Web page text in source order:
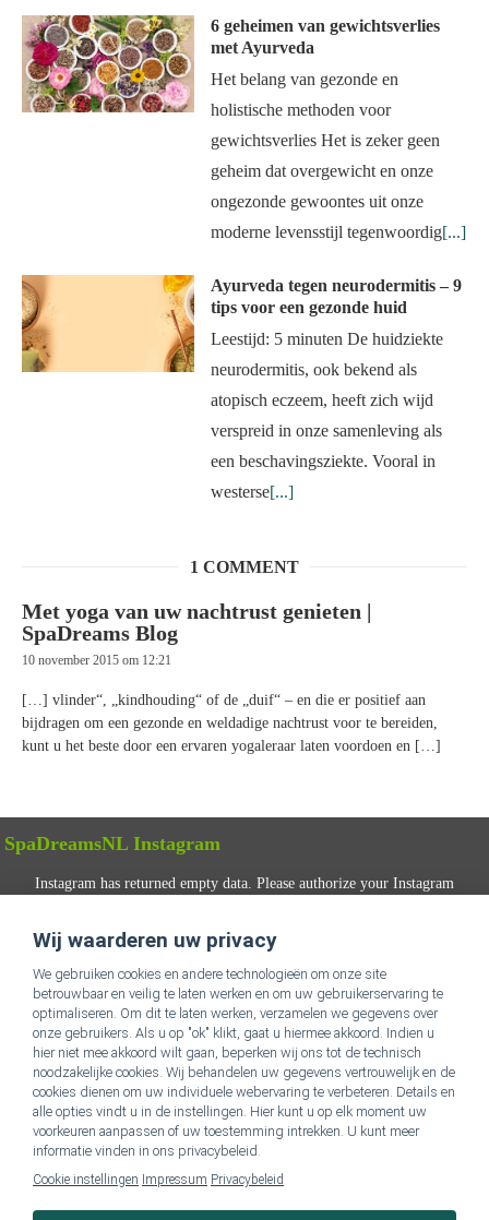
6 geheimen van gewichtsverlies
met Ayurveda
Het belang van gezonde en
holistische methoden voor
gewichtsverlies Het is zeker geen
geheim dat overgewicht en onze
ongezonde gewoontes uit onze
moderne levensstijl tegenwoordig[...]
Ayurveda tegen neurodermitis – 9
tips voor een gezonde huid
Leestijd: 5 minuten De huidziekte
neurodermitis, ook bekend als
atopisch eczeem, heeft zich wijd
verspreid in onze samenleving als
een beschavingsziekte. Vooral in
westerse[...]
1 COMMENT
Met yoga van uw nachtrust genieten |
SpaDreams Blog
10 november 2015 om 12:21
[…] vlinder“, „kindhouding“ of de „duif“ – en die er positief aan
bijdragen om een gezonde en weldadige nachtrust voor te bereiden,
kunt u het beste door een ervaren yogaleraar laten voordoen en […]
SpaDreamsNL Instagram
Instagram has returned empty data. Please authorize your Instagram
VOLG ONS
Ga naar SpaDreamsNL Homepage
Impressum & privacybeleid
Wij waarderen uw privacy
We gebruiken cookies en andere technologieën om onze site
betrouwbaar en veilig te laten werken en om uw gebruikerservaring te
optimaliseren. Om dit te laten werken, verzamelen we gegevens over
onze gebruikers. Als u op "ok" klikt, gaat u hiermee akkoord. Indien u
hier niet mee akkoord wilt gaan, beperken wij ons tot de technisch
noodzakelijke cookies. Wij behandelen uw gegevens vertrouwelijk en de
cookies dienen om uw individuele webervaring te verbeteren. Details en
alle opties vindt u in de instellingen. Hier kunt u op elk moment uw
voorkeuren aanpassen of uw toestemming intrekken. U kunt meer
informatie vinden in ons privacybeleid.
Cookie instellingen Impressum Privacybeleid